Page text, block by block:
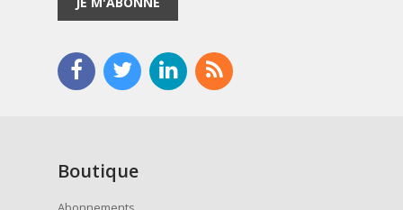
Boutique